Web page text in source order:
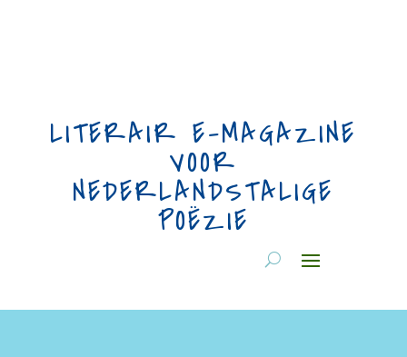
LITERAIR E-MAGAZINE
VOOR
NEDERLANDSTALIGE
POËZIE